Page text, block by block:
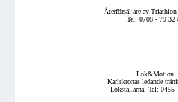
Återförsäljare av
Tel: 0708 - 79 32
Lok&Motion
Karlskronas ledande
Lokstallarna. Tel: 0455